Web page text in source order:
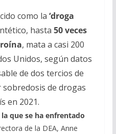
como la ‘droga
hasta 50 veces
, mata a casi 200
Unidos, según datos
de dos tercios de
sobredosis de drogas
en 2021.
que se ha enfrentado
de la DEA, Anne